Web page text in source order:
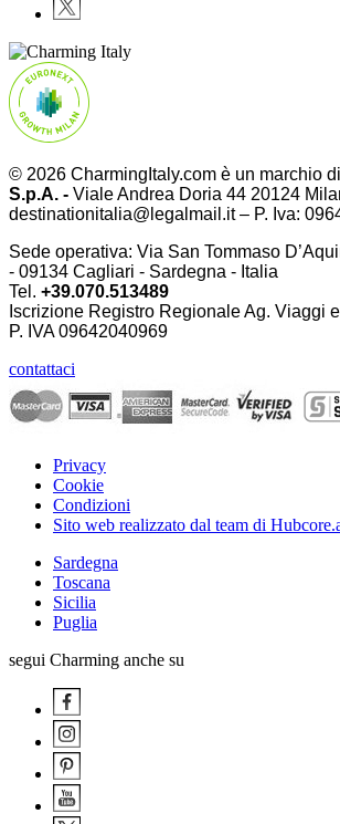
© 2026 CharmingItaly.com è un marchio di
S.p.A. - Viale Andrea Doria 44 20124
destinationitalia@legalmail.it – P. Iva:
Sede operativa: Via San Tommaso
- 09134 Cagliari - Sardegna - Italia
Tel. +39.070.513489
Iscrizione Registro Regionale Ag. Viaggi
P. IVA09642040969
contattaci
Privacy
Cookie
Condizioni
Sito web realizzato dal team di
Sardegna
Toscana
Sicilia
Puglia
segui Charming anche su